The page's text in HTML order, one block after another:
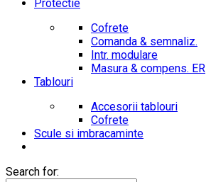
Protectie
Cofrete
Comanda & semnaliz.
Intr. modulare
Masura & compens. ER
Tablouri
Accesorii tablouri
Cofrete
Scule si imbracaminte
Search for: